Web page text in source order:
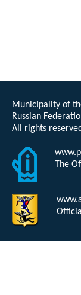
Municipality of
Russian
All rights
The